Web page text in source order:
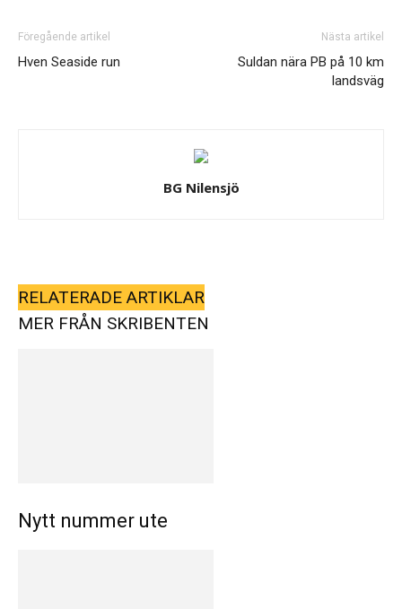
Föregående artikel
Hven Seaside run
Nästa artikel
Suldan nära PB på 10 km
landsväg
BG Nilensjö
RELATERADE ARTIKLAR
MER FRÅN SKRIBENTEN
Nytt nummer ute